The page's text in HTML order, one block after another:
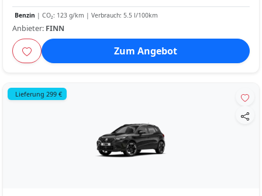
Benzin | CO₂: 123 g/km | Verbrauch: 5.5 l/100km
Anbieter: FINN
Zum Angebot
Lieferung 299 €